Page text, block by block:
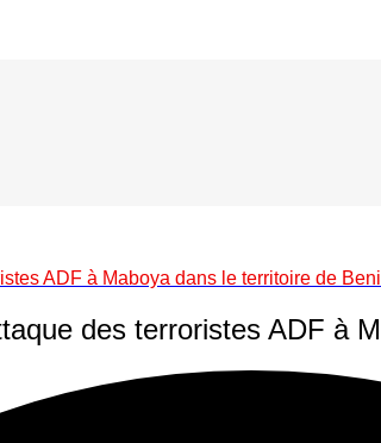
ADF à Maboya dans le territoire de
des terroristes ADF à